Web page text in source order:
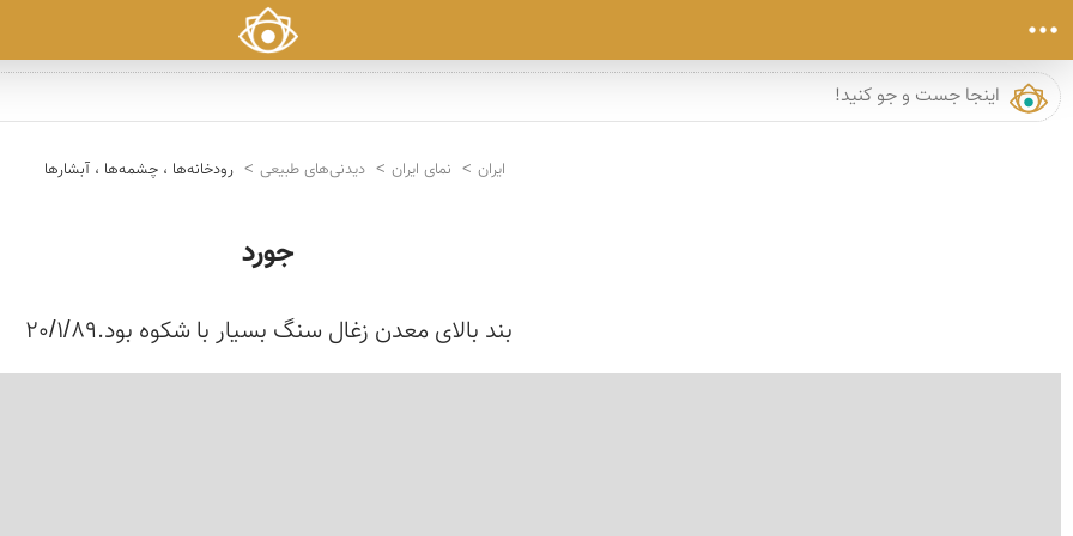
ایران نمای ایران دیدنی‌های طبیعی رودخانه‌ها ، چشمه‌ها ، آبشارها
جورد
بند بالای معدن زغال سنگ بسیار با شکوه بود.20/1/89